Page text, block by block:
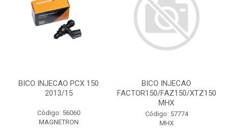
BICO INJECAO PCX 150
2013/15
Código: 56060
MAGNETRON
BICO INJECAO
FACTOR150/FAZ150/XTZ150
MHX
Código: 57774
MHX